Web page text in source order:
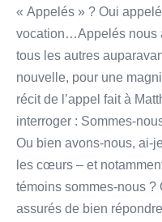
« Appelés » ? Oui
vocation…Appelés nous
tous les autres
nouvelle, pour une
récit de l’appel fait à
interroger : Sommes-
Ou bien avons-nous, ai-
les cœurs – et
témoins sommes-nous ?
assurés de bien